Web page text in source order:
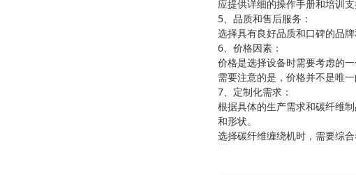
应提供详细的操作手册和培训
5、品质和售后服务：
选择具有良好品质和口碑的品
6、价格因素：
价格是选择设备时需要考虑的
需要注意的是，价格并不是唯
7、定制化需求：
根据具体的生产需求和碳纤维
和形状。
选择碳纤维缠绕机时，需要综